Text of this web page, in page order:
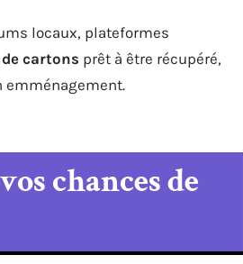
locaux, plateformes
cartons prêt à être récupéré,
emménagement.
chances de